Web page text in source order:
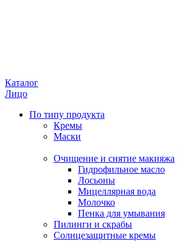
Каталог
Лицо
По типу продукта
Кремы
Маски
Очищение и снятие макияжа
Гидрофильное масло
Лосьоны
Мицеллярная вода
Молочко
Пенка для умывания
Пилинги и скрабы
Солнцезащитные кремы